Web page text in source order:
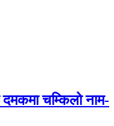
दमकमा चम्किलो नाम-